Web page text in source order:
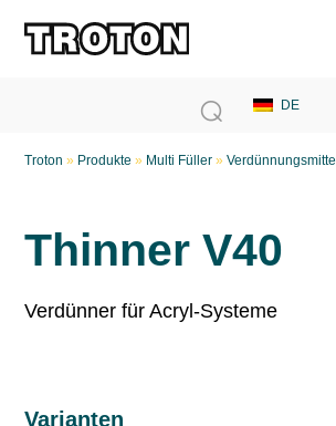
Troton » Produkte » Multi Füller »Verdünnungsmittel
Thinner V40
Verdünner für Acryl-Systeme
Varianten